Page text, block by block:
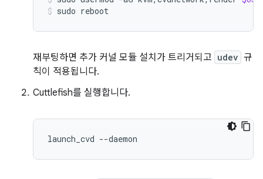
sudo reboot
재부팅하면 추가 커널 모듈 설치가 트리거되고 udev 규
칙이 적용됩니다.
Cuttlefish를 실행합니다.